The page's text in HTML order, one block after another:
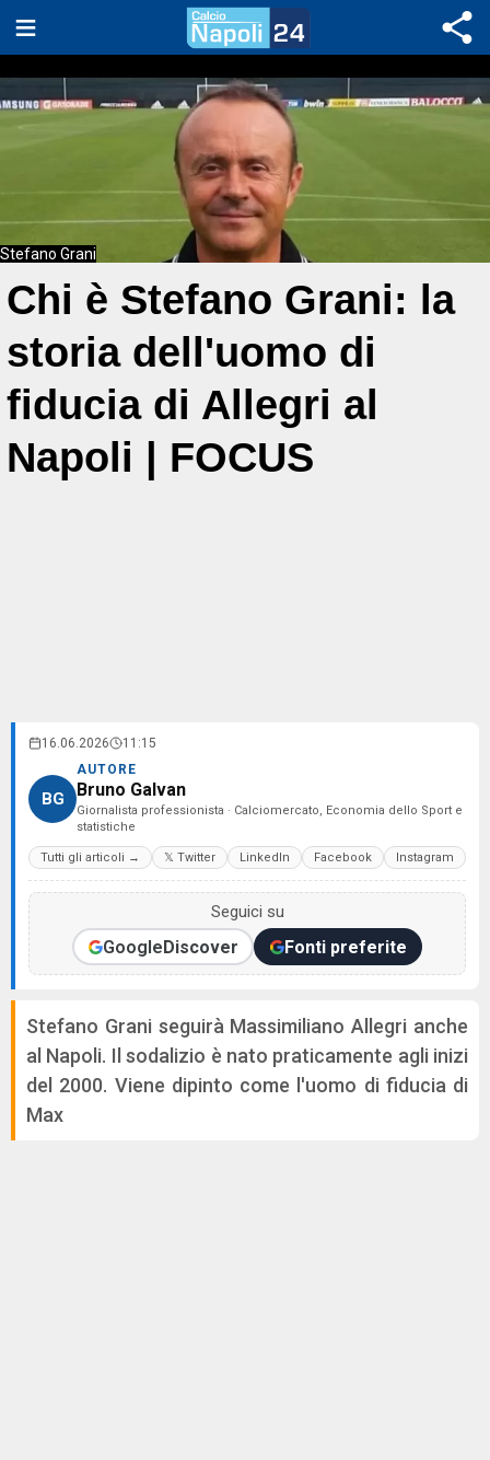
Stefano Grani
Chi è Stefano Grani: la
storia dell'uomo di
fiducia di Allegri al
Napoli | FOCUS
16.06.2026 11:15
BG
AUTORE
Bruno Galvan
Giornalista professionista · Calciomercato, Economia dello Sport e
statistiche
Tutti gli articoli → 𝕏 Twitter LinkedIn Facebook Instagram
Seguici su
GoogleDiscover Fonti preferite
Stefano Grani seguirà Massimiliano Allegri anche
al Napoli. Il sodalizio è nato praticamente agli inizi
del 2000. Viene dipinto come l'uomo di fiducia di
Max